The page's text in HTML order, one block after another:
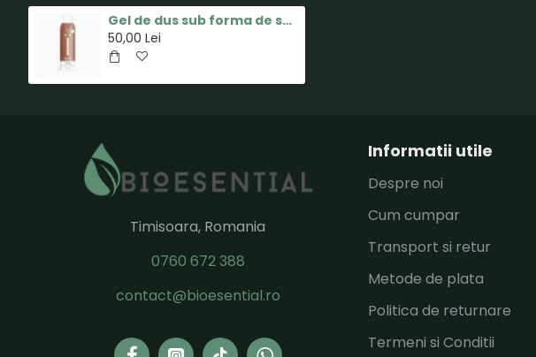
Gel de dus sub forma de spuma - Glow - Adulti - 200ml - Naïf
50,00 Lei
Timisoara, Romania
0760 672 388
contact@bioesential.ro
Informatii utile
Despre noi
Cum cumpar
Transport si retur
Metode de plata
Politica de returnare
Termeni si Conditii